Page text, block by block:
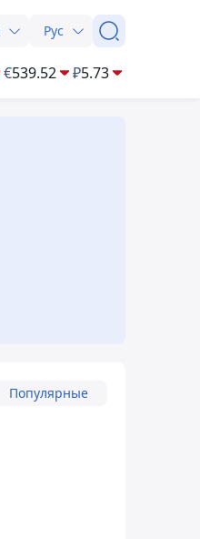
Рус
€539.52 ₽5.73
Популярные